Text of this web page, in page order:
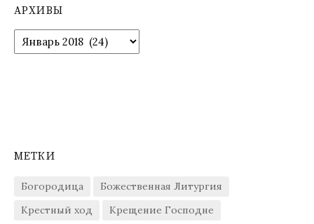
АРХИВЫ
Архивы
МЕТКИ
Богородица
Божественная Литургия
Крестный ход
Крещение Господне